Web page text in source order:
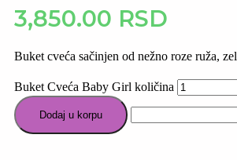
3,850.00 RSD
Buket cveća sačinjen od nežno roze ruža,
Buket Cveća Baby Girl količina
Dodaj u korpu